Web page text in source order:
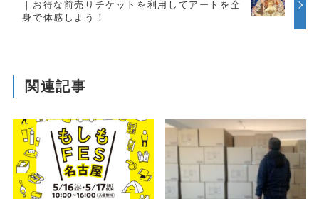
｜お得な前売りチケットを利用してアートを全
身で体感しよう！
関連記事